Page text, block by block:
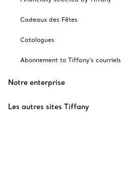
Cadeaux des Fêtes
Catalogues
Abonnement to Tiffany's courriels
Notre enterprise
Les autres sites Tiffany